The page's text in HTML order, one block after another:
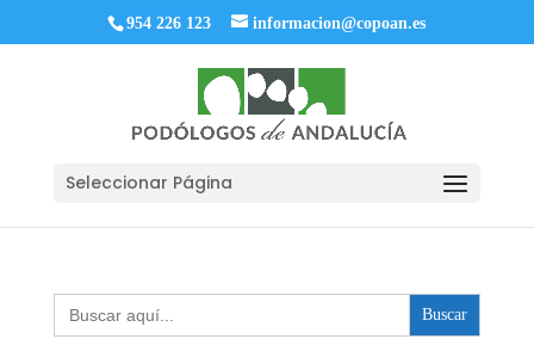
954 226 123 informacion@copoan.es
Seleccionar Página
Buscar: